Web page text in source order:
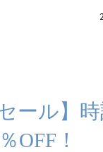
ール】
OFF！